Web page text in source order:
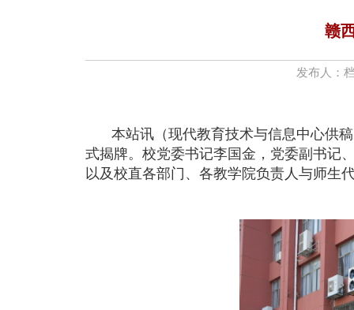
赣
发布人
本站讯（现代教育技术与信息中心供
式揭牌。校党委书记李国金，党委副书记
以及校直各部门、各教学院负责人与师生